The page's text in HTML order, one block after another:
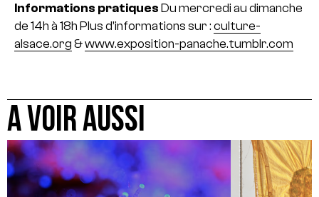
Informations pratiques Du mercredi au dimanche
de 14h à 18h Plus d’informations sur : culture-
alsace.org &www.exposition-panache.tumblr.com
A VOIR AUSSI